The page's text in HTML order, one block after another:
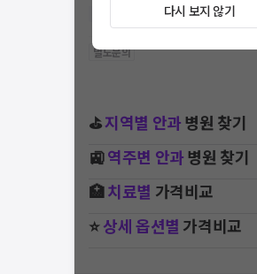
)
별도문의
⛳지역별 안과병원 찾기
🚉역주변 안과병원 찾기
🏥치료별 가격비교
⭐상세 옵션별 가격비교
다시 보지 않기